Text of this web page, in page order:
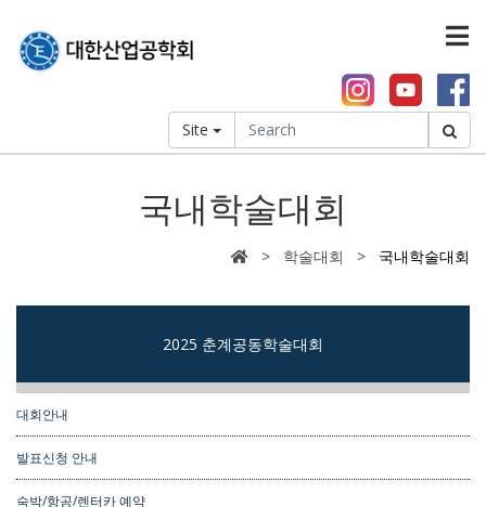
Site
국내학술대회
> 학술대회 > 국내학술대회
2025 춘계공동학술대회
대회안내
발표신청 안내
숙박/항공/렌터카 예약